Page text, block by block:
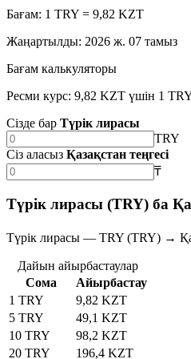
Бағам: 1 TRY = 9,82 KZT
Жаңартылды: 2026 ж. 07 тамыз
Бағам калькуляторы
Ресми курс: 9,82 KZT үшін 1
Сізде бар Түрік лирасы
TRY
Сіз аласыз Қазақстан теңгесі
₸
Түрік лирасы (TRY) ба
Түрік лирасы — TRY (TRY) →
Дайын айырбастаулар
Сома
Айырбастау
1 TRY
9,82 KZT
5 TRY
49,1 KZT
10 TRY
98,2 KZT
20 TRY
196,4 KZT